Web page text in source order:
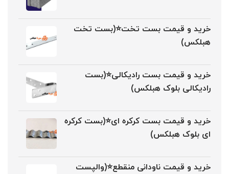
خرید و قیمت بست تخت⭐(بست تخت
هبلکس)
خرید و قیمت بست رادیکالی⭐(بست
رادیکالی بلوک هبلکس)
خرید و قیمت بست کرکره ای⭐(بست کرکره
ای بلوک هبلکس)
خرید و قیمت ناودانی منقطع⭐(والپست